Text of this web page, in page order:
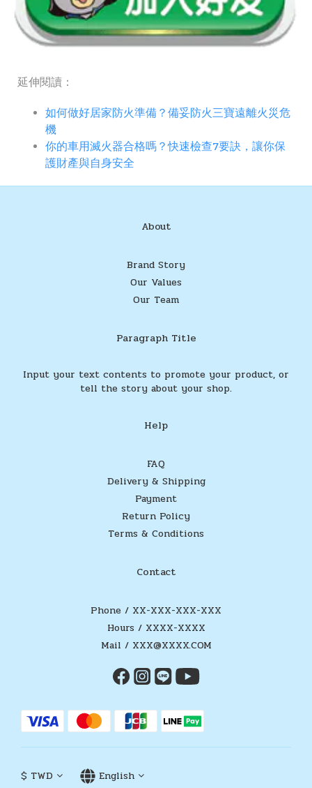
延伸閱讀：
如何做好居家防火準備？備妥防火三寶遠離火災危
機
你的車用滅火器合格嗎？快速檢查7要訣，讓你保
護財產與自身安全
About
Brand Story
Our Values
Our Team
Paragraph Title
Input your text contents to promote your product, or
tell the story about your shop.
Help
FAQ
Delivery & Shipping
Payment
Return Policy
Terms & Conditions
Contact
Phone / XX-XXX-XXX-XXX
Hours / XXXX-XXXX
Mail / XXX@XXXX.COM
$ TWD English